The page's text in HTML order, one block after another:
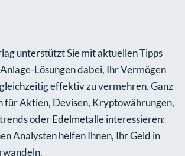
unterstützt Sie mit aktuellen Tipps
Lösungen dabei, Ihr Vermögen
effektiv zu vermehren. Ganz
für Aktien, Devisen, Kryptowährungen,
oder Edelmetalle interessieren:
Analysten helfen Ihnen, Ihr Geld in